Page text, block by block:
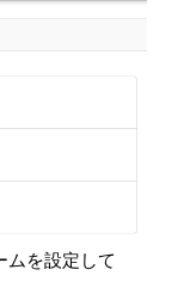
を設定して